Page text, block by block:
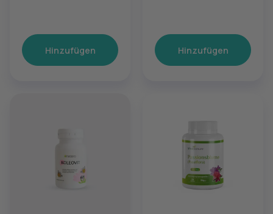
Hinzufügen Hinzufügen